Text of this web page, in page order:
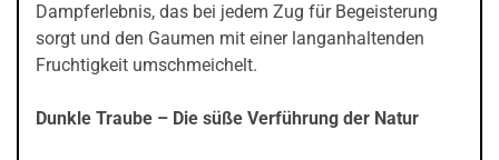
Dampferlebnis, das bei jedem Zug für Begeisterung
sorgt und den Gaumen mit einer langanhaltenden
Fruchtigkeit umschmeichelt.
Dunkle Traube – Die süße Verführung der Natur